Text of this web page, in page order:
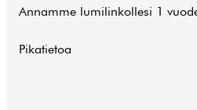
Annamme lumilinkollesi 1
Pikatietoa